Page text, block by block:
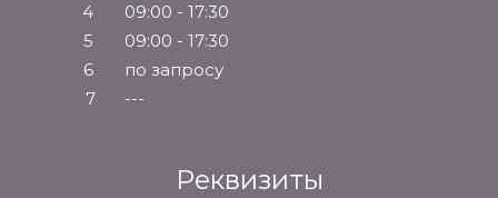
4
09:00 - 17:30
5
09:00 - 17:30
6
по запросу
7
---
Реквизиты